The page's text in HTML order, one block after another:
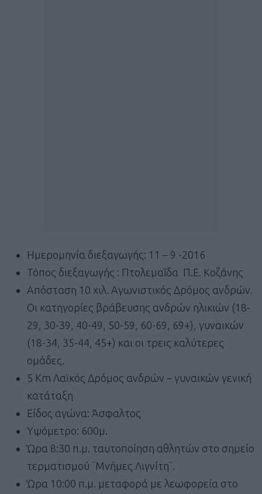
Ημερομηνία διεξαγωγής: 11 – 9 -2016
Τόπος διεξαγωγής : Πτολεμαΐδα Π.Ε. Κοζάνης
Απόσταση 10 χιλ. Αγωνιστικός Δρόμος ανδρών.
Οι κατηγορίες βράβευσης ανδρών ηλικιών (18-
29, 30-39, 40-49, 50-59, 60-69, 69+), γυναικών
(18-34, 35-44, 45+) και οι τρεις καλύτερες
ομάδες.
5 Km Λαϊκός Δρόμος ανδρών – γυναικών γενική
κατάταξη
Είδος αγώνα: Άσφαλτος
Υψόμετρο: 600μ.
Ώρα 8:30 π.μ. ταυτοποίηση αθλητών στο σημείο
τερματισμού ¨Μνήμες Λιγνίτη¨.
Ώρα 10:00 π.μ. μεταφορά με λεωφορεία στο